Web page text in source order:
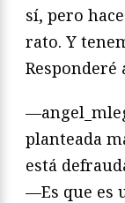
sí, pero
rato. Y
Responderé
planteada
está
—Es que es